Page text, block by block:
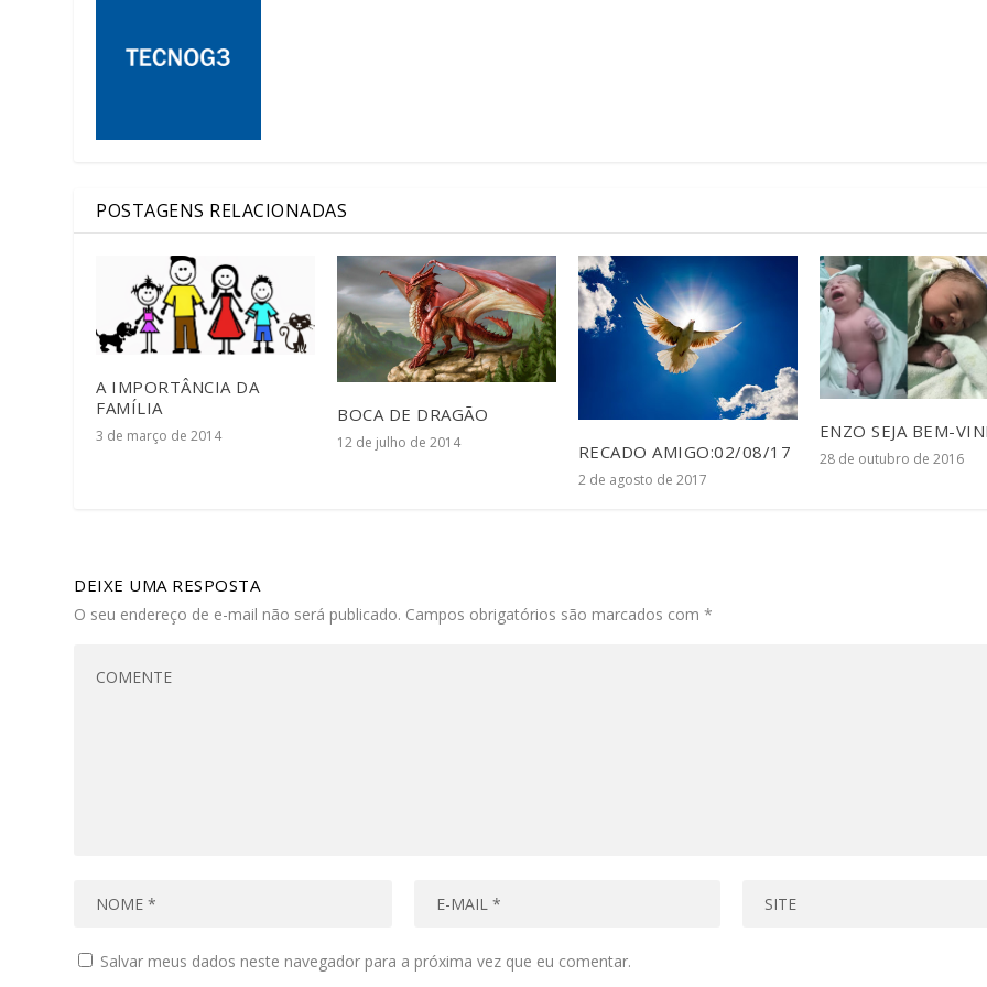
POSTAGENS RELACIONADAS
A IMPORTÂNCIA DA
FAMÍLIA
3 de março de 2014
BOCA DE DRAGÃO
12 de julho de 2014 RECADO AMIGO:02/08/17
2 de agosto de 2017
ENZO SEJA BEM-
28 de outubro de 2016
DEIXE UMA RESPOSTA
O seu endereço de e-mail não será publicado. Campos obrigatórios são marcados com*
Salvar meus dados neste navegador para a próxima vez que eu comentar.